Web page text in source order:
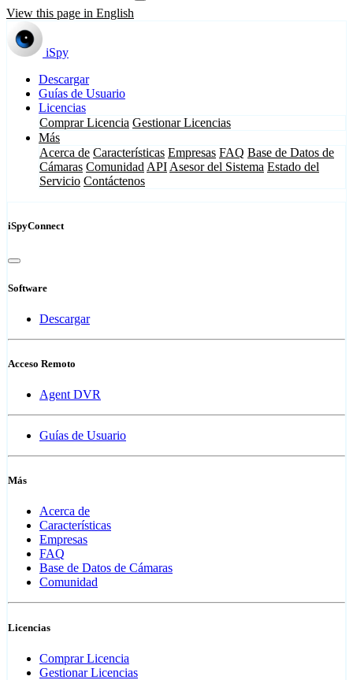
View this page in English
iSpy
Descargar
Guías de Usuario
Licencias
Comprar Licencia Gestionar Licencias
Más
Acerca de Características Empresas FAQ Base de Datos de
Cámaras Comunidad API Asesor del Sistema Estado del
Servicio Contáctenos
iSpyConnect
Software
Descargar
Acceso Remoto
Agent DVR
Guías de Usuario
Más
Acerca de
Características
Empresas
FAQ
Base de Datos de Cámaras
Comunidad
Licencias
Comprar Licencia
Gestionar Licencias